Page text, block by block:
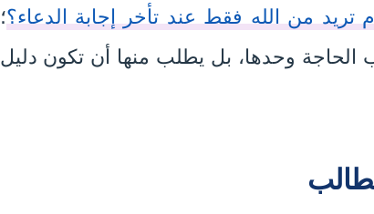
تريد من الله فقط عند تأخر إجابة الدعاء؟؛
الحاجة وحدها، بل يطلب منها أن تكون دليل